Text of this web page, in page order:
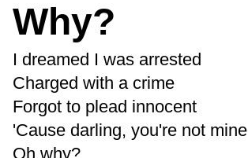
Why?
I dreamed I was arrested
Charged with a crime
Forgot to plead innocent
'Cause darling, you're not mine
Oh why?